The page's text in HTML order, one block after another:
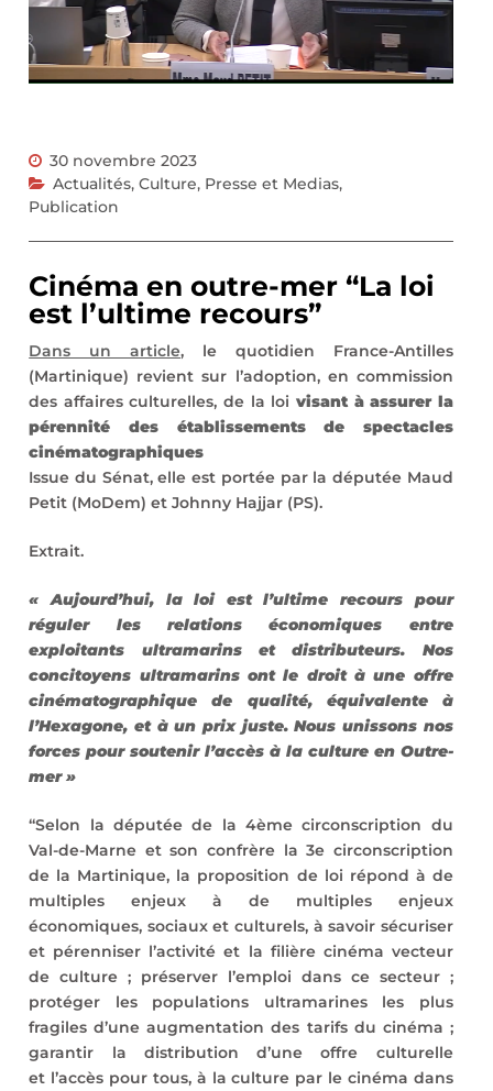
30 novembre 2023
Actualités,Culture, Presse et Medias,
Publication
Cinéma en outre-mer “La loi
est l’ultime recours”
Dans un article, le quotidien France-Antilles
(Martinique) revient sur l’adoption, en commission
des affaires culturelles, de la loi visant à assurer la
pérennité des établissements de spectacles
cinématographiques
Issue du Sénat, elle est portée par la députée Maud
Petit (MoDem) et Johnny Hajjar (PS).
Extrait.
« Aujourd’hui, la loi est l’ultime recours pour
réguler les relations économiques entre
exploitants ultramarins et distributeurs. Nos
concitoyens ultramarins ont le droit à une offre
cinématographique de qualité, équivalente à
l’Hexagone, et à un prix juste. Nous unissons nos
forces pour soutenir l’accès à la culture en Outre-
mer »
“Selon la députée de la 4ème circonscription du
Val-de-Marne et son confrère la 3e circonscription
de la Martinique, la proposition de loi répond à de
multiples enjeux à de multiples enjeux
économiques, sociaux et culturels, à savoir sécuriser
et pérenniser l’activité et la filière cinéma vecteur
de culture ; préserver l’emploi dans ce secteur ;
protéger les populations ultramarines les plus
fragiles d’une augmentation des tarifs du cinéma ;
garantir la distribution d’une offre culturelle
et l’accès pour tous, à la culture par le cinéma dans